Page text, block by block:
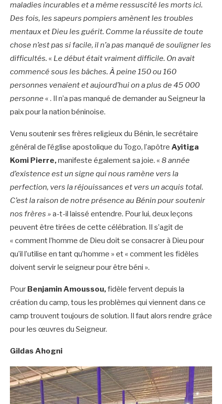
maladies incurables et a même ressuscité les morts ici.
Des fois, les sapeurs pompiers amènent les troubles
mentaux et Dieu les guérit. Comme la réussite de toute
chose n’est pas si facile, il n’a pas manqué de souligner les
difficultés. « Le début était vraiment difficile. On avait
commencé sous les bâches. À peine 150 ou 160
personnes venaient et aujourd’hui on a plus de 45 000
personne « . Il n’a pas manqué de demander au Seigneur la
paix pour la nation béninoise.
Venu soutenir ses frères religieux du Bénin, le secrétaire
général de l’église apostolique du Togo, l’apôtre Ayitiga
Komi Pierre,manifeste également sa joie. « 8 année
d’existence est un signe qui nous ramène vers la
perfection, vers la réjouissances et vers un acquis total.
C’est la raison de notre présence au Bénin pour soutenir
nos frères » a-t-il laissé entendre. Pour lui, deux leçons
peuvent être tirées de cette célébration. Il s’agit de
« comment l’homme de Dieu doit se consacrer à Dieu pour
qu’il l’utilise en tant qu’homme » et « comment les fidèles
doivent servir le seigneur pour être béni ».
Pour Benjamin Amoussou,fidèle fervent depuis la
création du camp, tous les problèmes qui viennent dans ce
camp trouvent toujours de solution. Il faut alors rendre grâce
pour les œuvres du Seigneur.
Gildas Ahogni